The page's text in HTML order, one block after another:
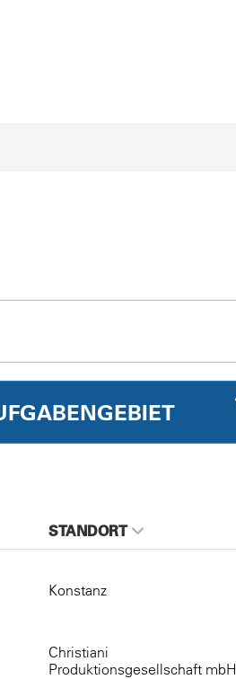
STANDORT
Konstanz
Christiani
Produktionsgesellschaft mbH